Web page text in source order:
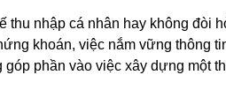
nhập cá nhân hay không đòi
khoán, việc nắm vững thông
phần vào việc xây dựng một